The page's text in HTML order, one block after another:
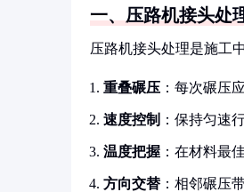
一、压路机接头处
压路机接头处理是施工
重叠碾压 ：每次碾压
速度控制 ：保持匀速
温度把握 ：在材料最
方向交替 ：相邻碾压